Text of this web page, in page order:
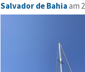
Salvador de Bahiaam